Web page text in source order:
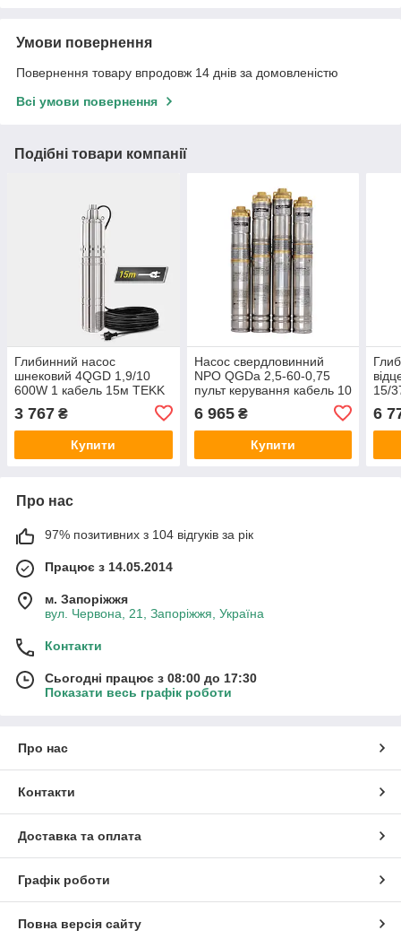
Умови повернення
Повернення товару впродовж 14 днів за домовленістю
Всі умови повернення
Подібні товари компанії
Глибинний насос
шнековий 4QGD 1,9/10
600W 1 кабель 15м TEKK
3 767 ₴
Купити
Насос свердловинний
NPO QGDа 2,5-60-0,75
пульт керування кабель 10
6 965₴
Купити
15/
6
Про нас
97% позитивних з 104 відгуків за рік
Працює з 14.05.2014
м. Запоріжжя
вул. Червона, 21, Запоріжжя, Україна
Контакти
Сьогодні працює з 08:00 до 17:30
Показати весь графік роботи
Про нас
Контакти
Доставка та оплата
Графік роботи
Повна версія сайту